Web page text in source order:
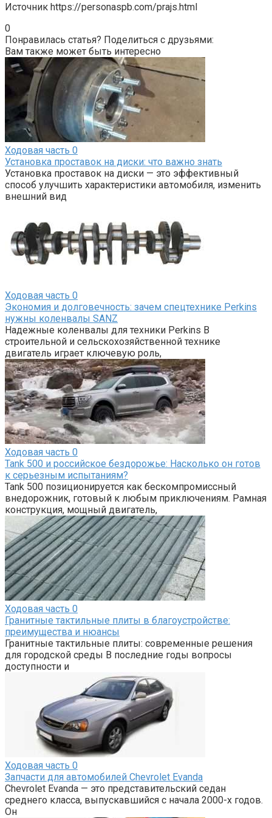
Источник https://personaspb.com/prajs.html
0
Понравилась статья? Поделиться с друзьями:
Вам также может быть интересно
Ходовая часть 0
Установка проставок на диски: что важно знать
Установка проставок на диски — это эффективный
способ улучшить характеристики автомобиля, изменить
внешний вид
Ходовая часть 0
Экономия и долговечность: зачем спецтехнике Perkins
нужны коленвалы SANZ
Надежные коленвалы для техники Perkins В
строительной и сельскохозяйственной технике
двигатель играет ключевую роль,
Ходовая часть 0
Tank 500 и российское бездорожье: Насколько он готов
к серьезным испытаниям?
Tank 500 позиционируется как бескомпромиссный
внедорожник, готовый к любым приключениям. Рамная
конструкция, мощный двигатель,
Ходовая часть 0
Гранитные тактильные плиты в благоустройстве:
преимущества и нюансы
Гранитные тактильные плиты: современные решения
для городской среды В последние годы вопросы
доступности и
Ходовая часть 0
Запчасти для автомобилей Chevrolet Evanda
Chevrolet Evanda — это представительский седан
среднего класса, выпускавшийся с начала 2000-х годов.
Он